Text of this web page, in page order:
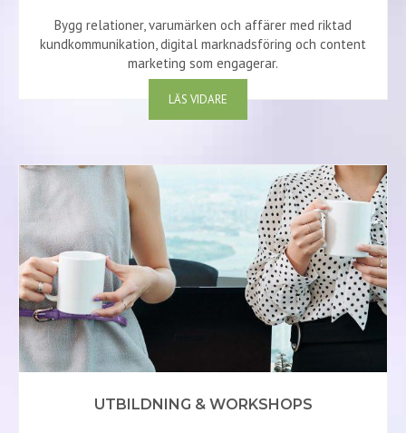
Bygg relationer, varumärken och affärer med riktad
kundkommunikation, digital marknadsföring och content
marketing som engagerar.
LÄS VIDARE
UTBILDNING & WORKSHOPS